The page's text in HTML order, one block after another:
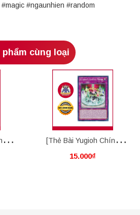
#ngaunhien #random
phẩm cùng loại
[Thẻ Bài Yugioh Chính
Hãng] Ultimate Crystal
15.000₫